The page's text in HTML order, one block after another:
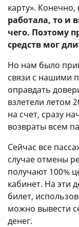
карту». Конечно,
работала, то и
чего. Поэтому
средств мог
Но нам было
связи с нашими
оправдать
взлетели летом
на счет, сразу
возвраты всем
Сейчас все
случае отмены
получают 100%
кабинет. На эти
билет,
можно вывести
денег.